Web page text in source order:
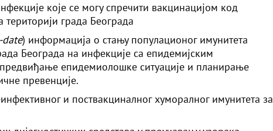
које се могу спречити вакцинацијом код
територији града Београда
) информација о стању популационог имунитета
Београда на инфекције са епидемијским
епидемиолошке ситуације и планирање
превенције.
и поствакциналног хуморалног имунитета за